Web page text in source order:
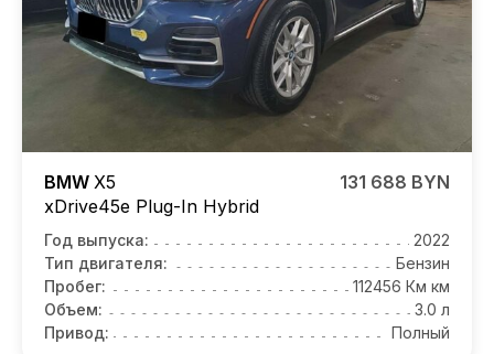
BMW X5
xDrive45e Plug-In Hybrid
131 688 BYN
Год выпуска:
2022
Тип двигателя:
Бензин
Пробег:
112456 Км км
Объем:
3.0 л
Привод:
Полный